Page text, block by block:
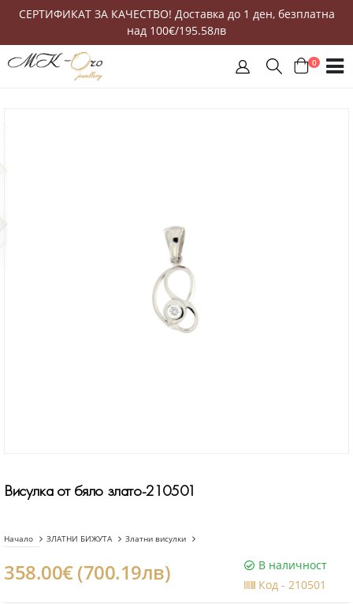
СЕРТИФИКАТ ЗА КАЧЕСТВО! Доставка до 1 ден, безплатна
над 100€/195.58лв
0
Висулка от бяло злато-210501
Начало ЗЛАТНИ БИЖУТА Златни висулки
358.00€ (700.19лв)
В наличност
Код -210501